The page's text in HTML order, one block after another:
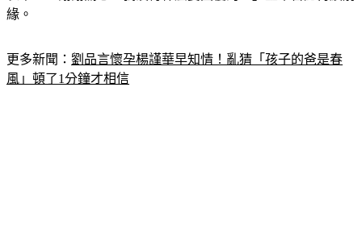
緣。
更多新聞： 劉品言懷孕楊謹華早知情！亂猜「孩子的爸是春
風」頓了1分鐘才相信